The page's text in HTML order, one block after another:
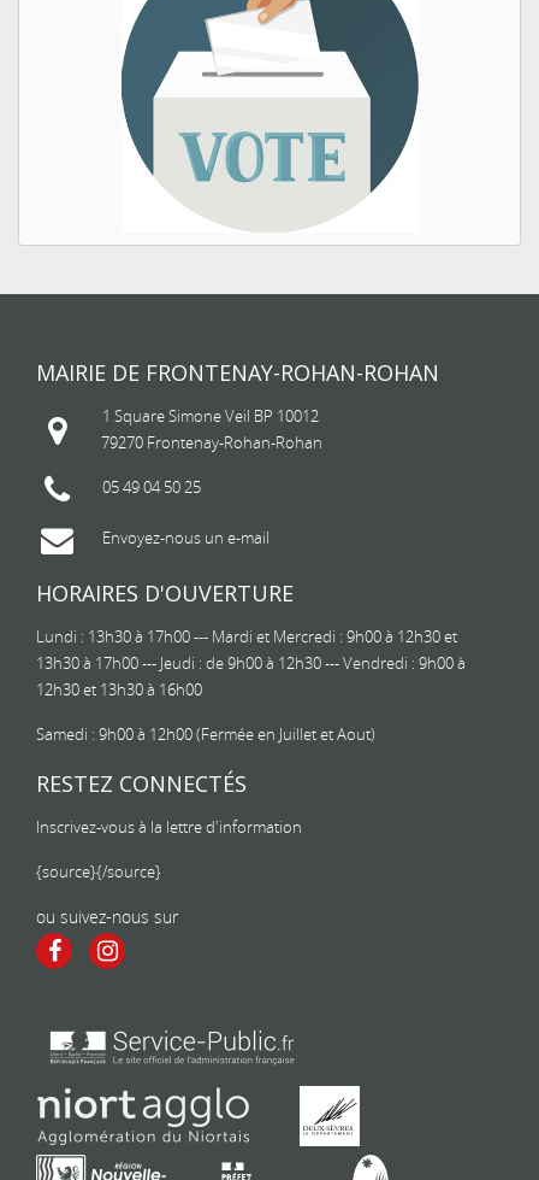
MAIRIE DE FRONTENAY-ROHAN-ROHAN
1 Square Simone Veil BP 10012
79270 Frontenay-Rohan-Rohan
05 49 04 50 25
Envoyez-nous un e-mail
HORAIRES D'OUVERTURE
Lundi : 13h30 à 17h00 --- Mardi et Mercredi : 9h00 à 12h30 et
13h30 à 17h00 --- Jeudi : de 9h00 à 12h30 --- Vendredi : 9h00 à
12h30 et 13h30 à 16h00
Samedi : 9h00 à 12h00 (Fermée en Juillet et Aout)
RESTEZ CONNECTÉS
Inscrivez-vous à la lettre d'information
{source}{/source}
ou suivez-nous sur